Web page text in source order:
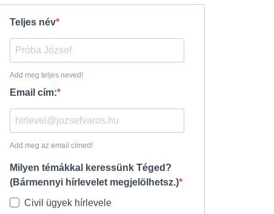
Teljes név
Add meg teljes neved!
Email cím:
Add meg az email címed!
Milyen témákkal keressünk Téged?
(Bármennyi hírlevelet megjelölhetsz.)
Civil ügyek hírlevele